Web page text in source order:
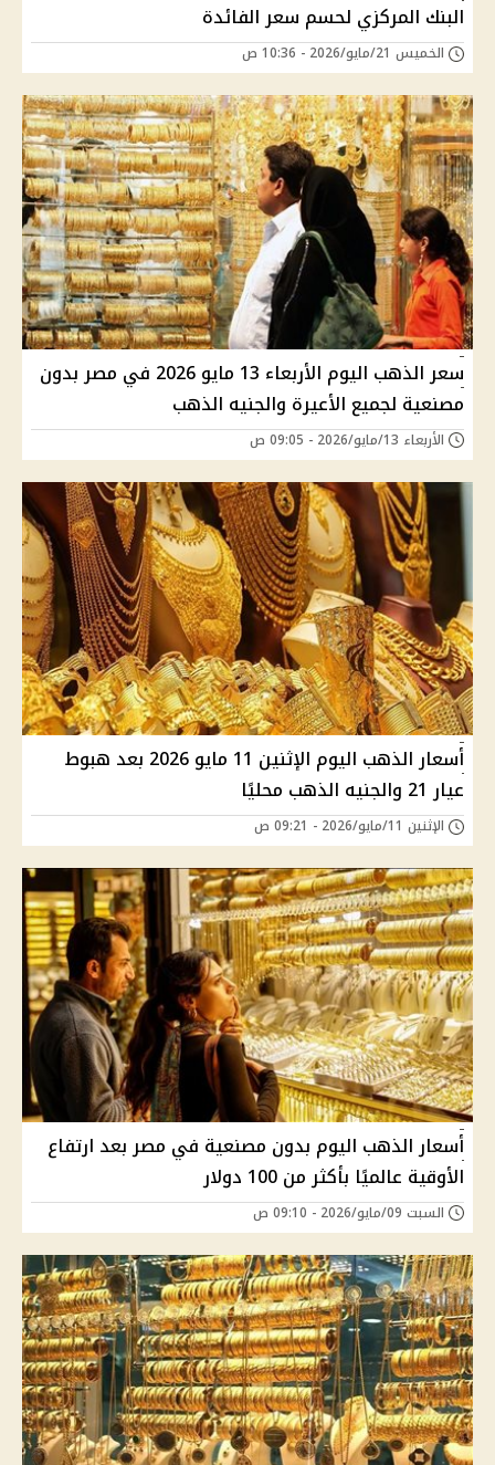
البنك المركزي لحسم سعر الفائدة
الخميس 21/مايو/2026 - 10:36 ص
سعر الذهب اليوم الأربعاء 13 مايو 2026 في مصر بدون
مصنعية لجميع الأعيرة والجنيه الذهب
الأربعاء 13/مايو/2026 - 09:05 ص
أسعار الذهب اليوم الإثنين 11 مايو 2026 بعد هبوط
عيار 21 والجنيه الذهب محليًا
الإثنين 11/مايو/2026 - 09:21 ص
أسعار الذهب اليوم بدون مصنعية في مصر بعد ارتفاع
الأوقية عالميًا بأكثر من 100 دولار
السبت 09/مايو/2026 - 09:10 ص